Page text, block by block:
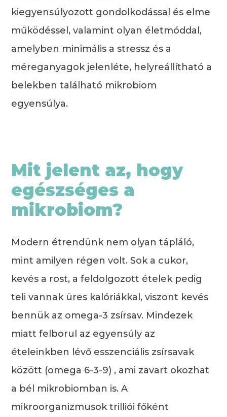
kiegyensúlyozott gondolkodással és elme
működéssel, valamint olyan életmóddal,
amelyben minimális a stressz és a
méreganyagok jelenléte, helyreállítható a
belekben található mikrobiom
egyensúlya.
Mit jelent az, hogy
egészséges a
mikrobiom?
Modern étrendünk nem olyan tápláló,
mint amilyen régen volt. Sok a cukor,
kevés a rost, a feldolgozott ételek pedig
teli vannak üres kalóriákkal, viszont kevés
bennük az omega-3 zsírsav. Mindezek
miatt felborul az egyensúly az
ételeinkben lévő esszenciális zsírsavak
között (omega 6-3-9) , ami zavart okozhat
a bél mikrobiomban is. A
mikroorganizmusok trilliói főként